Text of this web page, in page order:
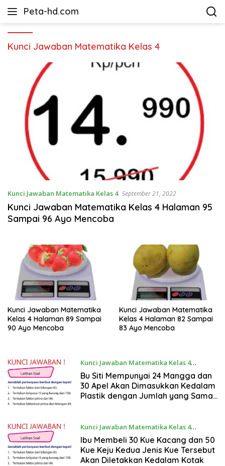
Peta-hd.com
Kumpulan
HD
Kunci Jawaban Matematika Kelas 4
Kunci Jawaban Matematika Kelas 4 September 21, 2022
Kunci Jawaban Matematika Kelas 4 Halaman 95
Sampai 96 Ayo Mencoba
Kunci Jawaban Matematika
Kelas 4 Halaman 89 Sampai
90 Ayo Mencoba
Kunci Jawaban Matematika
Kelas 4 Halaman 82 Sampai
83 Ayo Mencoba
Kunci Jawaban Matematika Kelas 4
September 15, 2022
Bu Siti Mempunyai 24 Mangga dan
30 Apel Akan Dimasukkan Kedalam
Plastik dengan Jumlah yang Sama
Kunci Jawaban Matematika Kelas 4
September 15, 2022
Ibu Membeli 30 Kue Kacang dan 50
Kue Keju Kedua Jenis Kue Tersebut
Akan Diletakkan Kedalam Kotak